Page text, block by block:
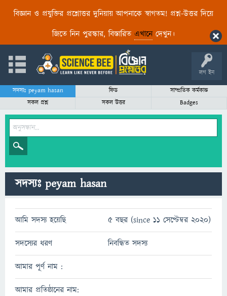
বিজ্ঞান ও প্রযুক্তির প্রশ্নোত্তর দুনিয়ায় আপনাকে স্বাগতম! প্রশ্ন-উত্তর দিয়ে
জিতে নিন পুরস্কার, বিস্তারিত এখানেদেখুন।
লগ ইন
সদস্যঃ peyam hasan ফিড
সাম্প্রতিক কর্মকান্ড
সকল প্রশ্ন
সকল উত্তর Badges
সদস্যঃ peyam hasan
আমি সদস্য হয়েছি 5 বছর (since 11 সেপ্টেম্বর 2020)
সদস্যের ধরণ নিবন্ধিত সদস্য
আমার পূর্ণ নাম :
আমার প্রতিষ্ঠানের নাম: